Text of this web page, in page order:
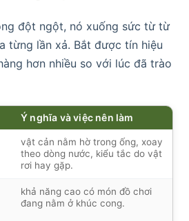
đột ngột, nó xuống sức từ từ
từng lần xả. Bắt được tín hiệu
hơn nhiều so với lúc đã trào
Ý nghĩa và việc nên làm
vật cản nằm hờ trong ống, xoay
theo dòng nước, kiểu tắc do vật
rơi hay gặp.
khả năng cao có món đồ chơi
đang nằm ở khúc cong.